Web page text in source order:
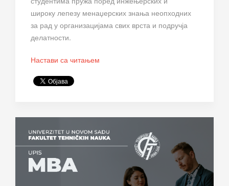
широку лепезу менаџерских знања неопходних
за рад у организацијама свих врста и подручја
делатности.
Настави са читањем